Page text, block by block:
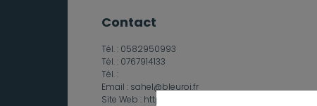
contact
Tél. : 0582950993
Tél. : 0767914133
Tél. :
Email : sahel@bleuroi.fr
Site Web : http://www.bleuroi.fr